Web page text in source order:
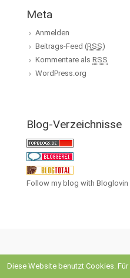
Meta
Anmelden
Beitrags-Feed (RSS)
Kommentare als RSS
WordPress.org
Blog-Verzeichnisse
Follow my blog with Bloglovin
Diese Website benutzt Cookies.